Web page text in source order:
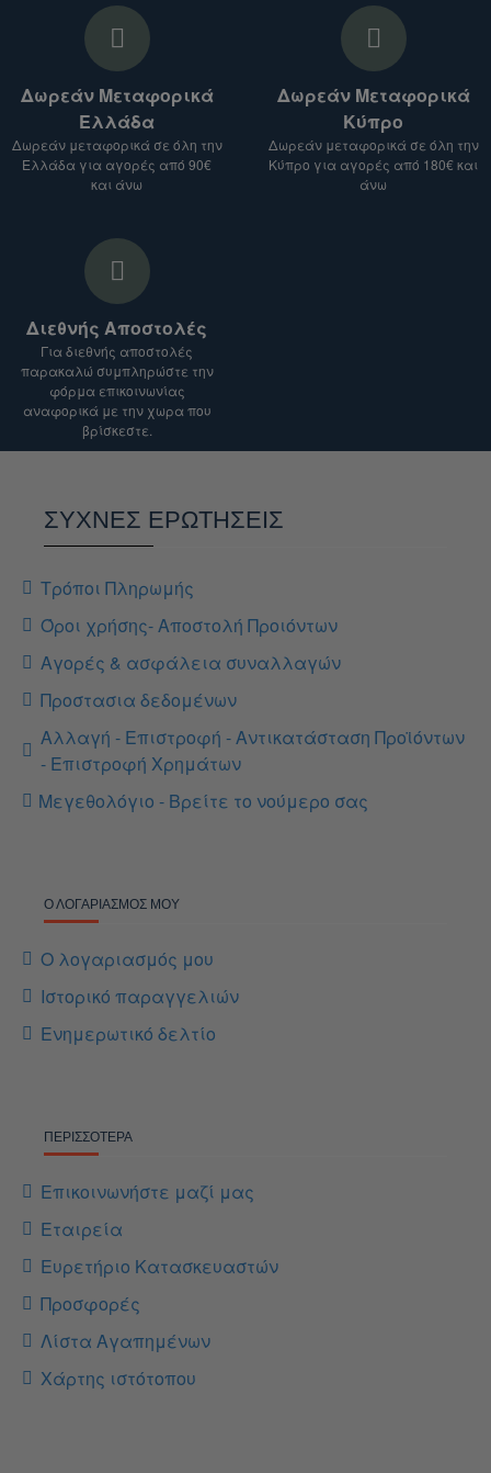
Θα σας στείλουμε προσφορά για τα
προϊόντα που σας ενδιαφέρουν, μαζί με το
κόστος αποστολής.
Σημείωση:
Το κόστος αποστολής ενδέχεται να ποικίλλει
Για αποστολές σε χώρες εκτός Ευρωπαϊκής
Ένωσης, ενδέχεται να ισχύουν επιπλέον
δασμοί και φόροι.
Είμαστε στη διάθεσή σας για οποιαδήποτε
διευκρίνιση.
Δωρεάν Μεταφορικά
Ελλάδα
Δωρεάν μεταφορικά σε όλη την
Ελλάδα για αγορές από 90€
και άνω
Δωρεάν Μεταφορικά
Κύπρο
Δωρεάν μεταφορικά σε όλη την
Κύπρο για αγορές από 180€ και
άνω
Διεθνής Αποστολές
Για διεθνής αποστολές
παρακαλώ συμπληρώστε την
φόρμα επικοινωνίας
αναφορικά με την χωρα που
βρίσκεστε.
ΣΥΧΝΕΣ ΕΡΩΤΗΣΕΙΣ
Τρόποι Πληρωμής
Όροι χρήσης- Αποστολή Προιόντων
Αγορές & ασφάλεια συναλλαγών
Προστασια δεδομένων
Αλλαγή - Επιστροφή - Αντικατάσταση Προϊόντων
- Επιστροφή Χρημάτων
Μεγεθολόγιο - Βρείτε το νούμερο σας
Ο ΛΟΓΑΡΙΑΣΜΌΣ ΜΟΥ
Ο λογαριασμός μου
Ιστορικό παραγγελιών
Ενημερωτικό δελτίο
ΠΕΡΙΣΣΌΤΕΡΑ
Επικοινωνήστε μαζί μας
Εταιρεία
Ευρετήριο Κατασκευαστών
Προσφορές
Λίστα Αγαπημένων
Χάρτης ιστότοπου